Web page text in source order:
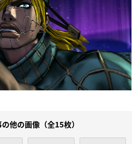
の他の画像（全15枚）